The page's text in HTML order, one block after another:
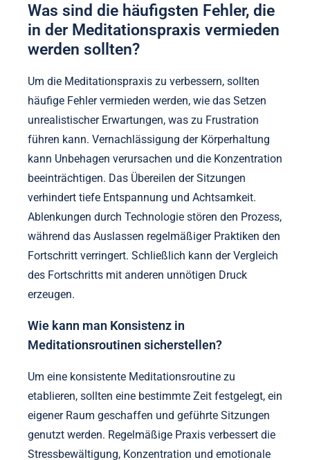
Was sind die häufigsten Fehler, die
in der Meditationspraxis vermieden
werden sollten?
Um die Meditationspraxis zu verbessern, sollten
häufige Fehler vermieden werden, wie das Setzen
unrealistischer Erwartungen, was zu Frustration
führen kann. Vernachlässigung der Körperhaltung
kann Unbehagen verursachen und die Konzentration
beeinträchtigen. Das Übereilen der Sitzungen
verhindert tiefe Entspannung und Achtsamkeit.
Ablenkungen durch Technologie stören den Prozess,
während das Auslassen regelmäßiger Praktiken den
Fortschritt verringert. Schließlich kann der Vergleich
des Fortschritts mit anderen unnötigen Druck
erzeugen.
Wie kann man Konsistenz in
Meditationsroutinen sicherstellen?
Um eine konsistente Meditationsroutine zu
etablieren, sollten eine bestimmte Zeit festgelegt, ein
eigener Raum geschaffen und geführte Sitzungen
genutzt werden. Regelmäßige Praxis verbessert die
Stressbewältigung, Konzentration und emotionale